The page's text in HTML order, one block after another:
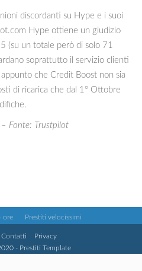
discordanti su Hype e i suoi
Hype ottiene un giudizio
(su un totale però di solo 71
soprattutto il servizio clienti
che Credit Boost non sia
di ricarica che dal 1° Ottobre
Fonte: Trustpilot
ore Prestiti velocissimi
Contatti
Privacy
- Prestiti Template